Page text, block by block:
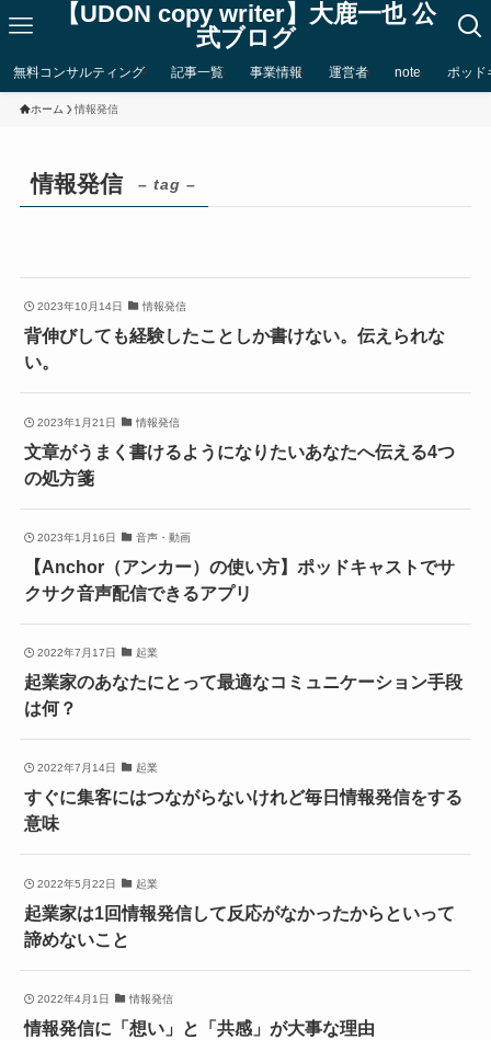
【UDON copy writer】大鹿一也 公
式ブログ
無料コンサルティング 記事一覧 事業情報 運営者 note ポッド
ホーム 情報発信
情報発信 – tag –
2023年10月14日 情報発信
背伸びしても経験したことしか書けない。伝えられな
い。
2023年1月21日 情報発信
文章がうまく書けるようになりたいあなたへ伝える4つ
の処方箋
2023年1月16日 音声・動画
【Anchor（アンカー）の使い方】ポッドキャストでサ
クサク音声配信できるアプリ
2022年7月17日 起業
起業家のあなたにとって最適なコミュニケーション手段
は何？
2022年7月14日 起業
すぐに集客にはつながらないけれど毎日情報発信をする
意味
2022年5月22日 起業
起業家は1回情報発信して反応がなかったからといって
諦めないこと
2022年4月1日 情報発信
情報発信に「想い」と「共感」が大事な理由